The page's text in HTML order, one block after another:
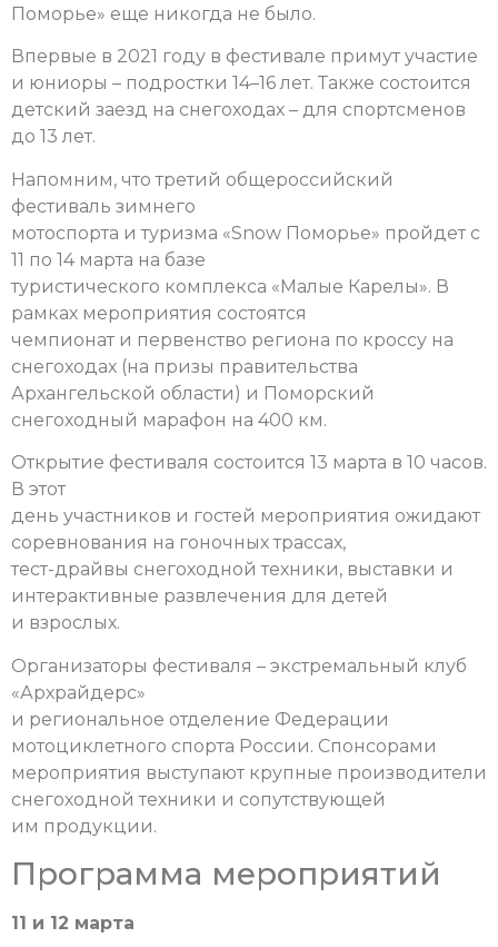
Поморье» еще никогда не было.
Впервые в 2021 году в фестивале примут участие
и юниоры – подростки 14–16 лет. Также состоится
детский заезд на снегоходах – для спортсменов
до 13 лет.
Напомним, что третий общероссийский
фестиваль зимнего
мотоспорта и туризма «Snow Поморье» пройдет с
11 по 14 марта на базе
туристического комплекса «Малые Карелы». В
рамках мероприятия состоятся
чемпионат и первенство региона по кроссу на
снегоходах (на призы правительства
Архангельской области) и Поморский
снегоходный марафон на 400 км.
Открытие фестиваля состоится 13 марта в 10 часов.
В этот
день участников и гостей мероприятия ожидают
соревнования на гоночных трассах,
тест-драйвы снегоходной техники, выставки и
интерактивные развлечения для детей
и взрослых.
Организаторы фестиваля – экстремальный клуб
«Архрайдерc»
и региональное отделение Федерации
мотоциклетного спорта России. Спонсорами
мероприятия выступают крупные производители
снегоходной техники и сопутствующей
им продукции.
Программа мероприятий
11 и 12 марта